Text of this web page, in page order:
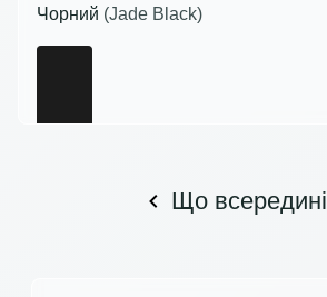
Чорний (Jade Black)
Що всередині